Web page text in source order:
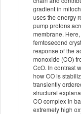
gradient in
uses the energy
pump protons
membrane.
femtosecond
response of the
monoxide (CO)
CcO. In contrast
how CO is
transiently
structural
CO complex in
extremely high